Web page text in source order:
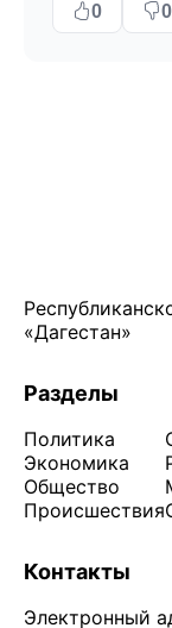
0 0
«Дагестан»
Разделы
Политика
Экономика
Общество
Происшествия
Контакты
Электронный